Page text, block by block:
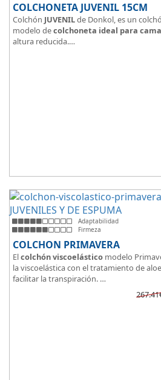
COLCHONETA JUVENIL 15CM
Colchón JUVENILde Donkol, es un
modelo decolchoneta ideal para
altura reducida.
Adaptabilidad
Firmeza
COLCHON PRIMAVERA
Elcolchón viscoelástico modelo
la viscoelástica con el tratamiento de
facilitar la transpiración.
Según medida del colchón estamos